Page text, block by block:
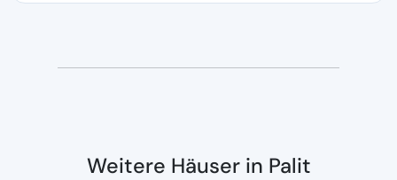
Weitere Häuser in Palit